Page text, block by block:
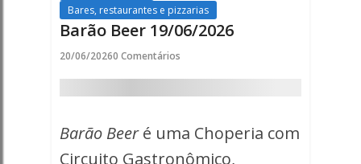
Bares, restaurantes e pizzarias
Barão Beer 19/06/2026
20/06/20260 Comentários
Barão Beeré uma Choperia com
Circuito Gastronômico,